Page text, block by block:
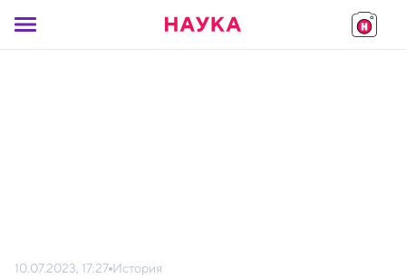
10.07.2023, 17:27 История